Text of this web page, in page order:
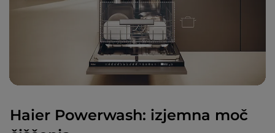
Haier Powerwash: izjemna moč